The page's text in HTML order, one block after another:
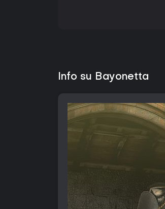
Info su Bayonetta